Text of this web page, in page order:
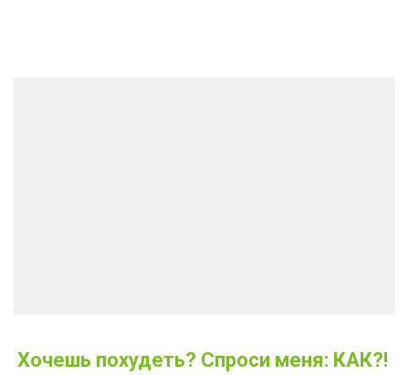
Хочешь похудеть? Спроси меня: КАК?!